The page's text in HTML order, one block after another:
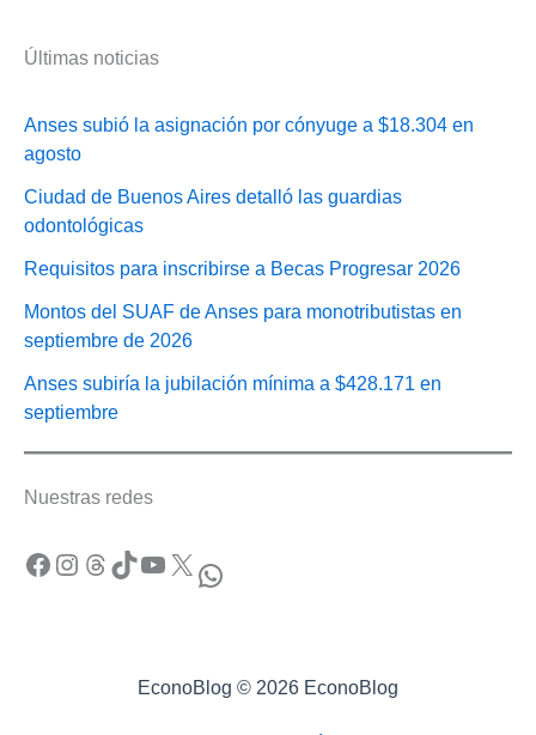
Últimas noticias
Anses subió la asignación por cónyuge a $18.304 en
agosto
Ciudad de Buenos Aires detalló las guardias
odontológicas
Requisitos para inscribirse a Becas Progresar 2026
Montos del SUAF de Anses para monotributistas en
septiembre de 2026
Anses subiría la jubilación mínima a $428.171 en
septiembre
Nuestras redes
Facebook Instagram Threads TikTok YouTube X WhatsApp
EconoBlog © 2026 EconoBlog